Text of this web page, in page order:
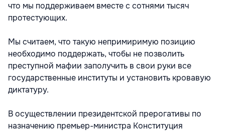
что мы поддерживаем вместе с сотнями тысяч
протестующих.
Мы считаем, что такую непримиримую позицию
необходимо поддержать, чтобы не позволить
преступной мафии заполучить в свои руки все
государственные институты и установить кровавую
диктатуру.
В осуществлении президентской прерогативы по
назначению премьер-министра Конституция